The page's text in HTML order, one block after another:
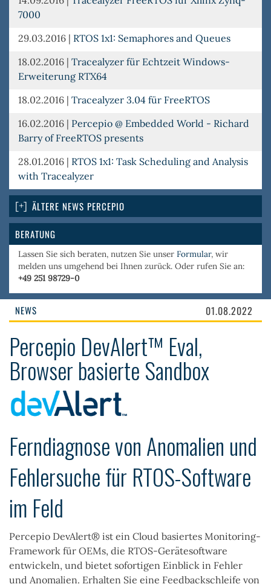
7000
29.03.2016 | RTOS 1x1: Semaphores and Queues
18.02.2016 | Tracealyzer für Echtzeit Windows-
Erweiterung RTX64
18.02.2016 | Tracealyzer 3.04 für FreeRTOS
16.02.2016 | Percepio @ Embedded World - Richard
Barry of FreeRTOS presents
28.01.2016 | RTOS 1x1: Task Scheduling and Analysis
with Tracealyzer
ÄLTERE NEWS PERCEPIO
BERATUNG
Lassen Sie sich beraten, nutzen Sie unser Formular, wir
melden uns umgehend bei Ihnen zurück. Oder rufen Sie an:
+49 251 98729-0
NEWS 01.08.2022
Percepio DevAlert™ Eval,
Browser basierte Sandbox
Ferndiagnose von Anomalien und
Fehlersuche für RTOS-Software
im Feld
Percepio DevAlert® ist ein Cloud basiertes Monitoring-
Framework für OEMs, die RTOS-Gerätesoftware
entwickeln, und bietet sofortigen Einblick in Fehler
und Anomalien. Erhalten Sie eine Feedbackschleife von